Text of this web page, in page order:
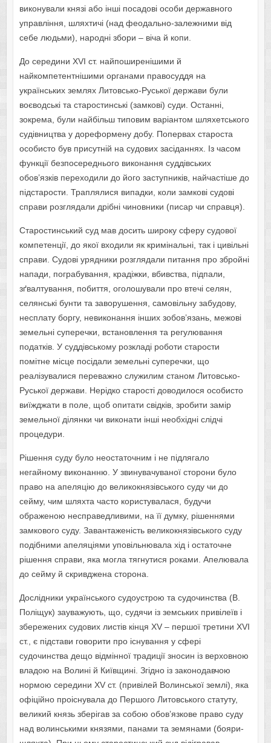
виконували князі або інші посадові особи державного
управління, шляхтичі (над феодально-залежними від
себе людьми), народні збори – віча й копи.
До середини XVI ст. найпоширенішими й
найкомпетентнішими органами правосуддя на
українських землях Литовсько-Руської держави були
воєводські та старостинські (замкові) суди. Останні,
зокрема, були найбільш типовим варіантом шляхетського
судівництва у дореформену добу. Попервах староста
особисто був присутній на судових засіданнях. Із часом
функції безпосереднього виконання суддівських
обов’язків переходили до його заступників, найчастіше до
підстарости. Траплялися випадки, коли замкові судові
справи розглядали дрібні чиновники (писар чи справця).
Старостинський суд мав досить широку сферу судової
компетенції, до якої входили як кримінальні, так і цивільні
справи. Судові урядники розглядали питання про збройні
напади, пограбування, крадіжки, вбивства, підпали,
зґвалтування, побиття, оголошували про втечі селян,
селянські бунти та заворушення, самовільну забудову,
несплату боргу, невиконання інших зобов’язань, межові
земельні суперечки, встановлення та регулювання
податків. У суддівському розкладі роботи старости
помітне місце посідали земельні суперечки, що
реалізувалися переважно служилим станом Литовсько-
Руської держави. Нерідко старості доводилося особисто
виїжджати в поле, щоб опитати свідків, зробити замір
земельної ділянки чи виконати інші необхідні слідчі
процедури.
Рішення суду було неостаточним і не підлягало
негайному виконанню. У звинувачуваної сторони було
право на апеляцію до великокнязівського суду чи до
сейму, чим шляхта часто користувалася, будучи
ображеною несправедливими, на її думку, рішеннями
замкового суду. Завантаженість великокнязівського суду
подібними апеляціями уповільнювала хід і остаточне
рішення справи, яка могла тягнутися роками. Апелювала
до сейму й скривджена сторона.
Дослідники українського судоустрою та судочинства (В.
Поліщук) зауважують, що, судячи із земських привілеїв і
збережених судових листів кінця XV – першої третини XVI
ст., є підстави говорити про існування у сфері
судочинства дещо відмінної традиції зносин із верховною
владою на Волині й Київщині. Згідно із законодавчою
нормою середини XV ст. (привілей Волинської землі), яка
офіційно проіснувала до Першого Литовського статуту,
великий князь зберігав за собою обов’язкове право суду
над волинськими князями, панами та земянами (бояри-